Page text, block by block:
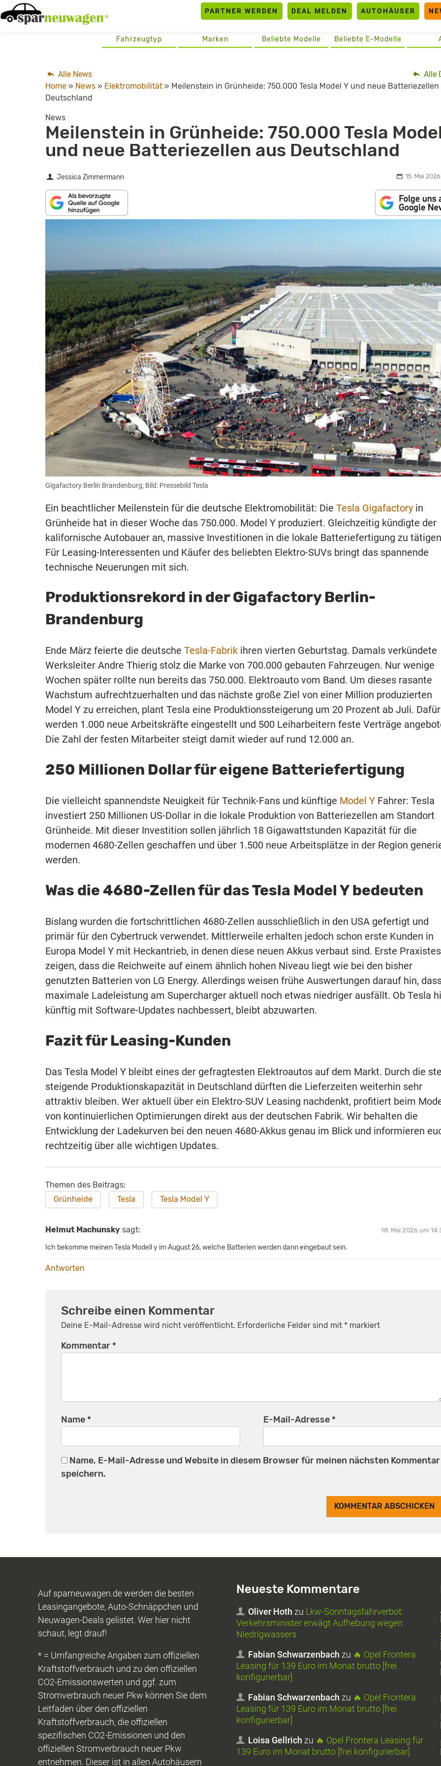
Skip
to
PARTNER WERDEN DEAL MELDEN AUTOHÄUSER
Beliebte E-Modelle
Beliebte Modelle
Marken
Fahrzeugtyp
Alle
Alle News
Home » News » Elektromobilität » Meilenstein in Grünheide: 750.000 Tesla Model Y und neue Batteriezellen
Deutschland
News
Meilenstein in Grünheide: 750.000 Tesla
und neue Batteriezellen aus Deutschland
Jessica Zimmermann 15. Mai
Gigafactory Berlin Brandenburg; Bild: Pressebild Tesla
Ein beachtlicher Meilenstein für die deutsche Elektromobilität: Die Tesla Gigafactory in
Grünheide hat in dieser Woche das 750.000. Model Y produziert. Gleichzeitig kündigte der
kalifornische Autobauer an, massive Investitionen in die lokale Batteriefertigung zu
Für Leasing-Interessenten und Käufer des beliebten Elektro-SUVs bringt das spannende
technische Neuerungen mit sich.
Produktionsrekord in der Gigafactory Berlin-
Brandenburg
Ende März feierte die deutsche Tesla-Fabrik ihren vierten Geburtstag. Damals verkündete
Werksleiter Andre Thierig stolz die Marke von 700.000 gebauten Fahrzeugen. Nur wenige
Wochen später rollte nun bereits das 750.000. Elektroauto vom Band. Um dieses rasante
Wachstum aufrechtzuerhalten und das nächste große Ziel von einer Million produzierten
Model Y zu erreichen, plant Tesla eine Produktionssteigerung um 20 Prozent ab Juli. Dafür
werden 1.000 neue Arbeitskräfte eingestellt und 500 Leiharbeitern feste Verträge
Die Zahl der festen Mitarbeiter steigt damit wieder auf rund 12.000 an.
250 Millionen Dollar für eigene Batteriefertigung
Die vielleicht spannendste Neuigkeit für Technik-Fans und künftige Model Y Fahrer: Tesla
investiert 250 Millionen US-Dollar in die lokale Produktion von Batteriezellen am Standort
Grünheide. Mit dieser Investition sollen jährlich 18 Gigawattstunden Kapazität für die
modernen 4680-Zellen geschaffen und über 1.500 neue Arbeitsplätze in der Region
werden.
Was die 4680-Zellen für das Tesla Model Y bedeuten
Bislang wurden die fortschrittlichen 4680-Zellen ausschließlich in den USA gefertigt und
primär für den Cybertruck verwendet. Mittlerweile erhalten jedoch schon erste Kunden in
Europa Model Y mit Heckantrieb, in denen diese neuen Akkus verbaut sind. Erste
zeigen, dass die Reichweite auf einem ähnlich hohen Niveau liegt wie bei den bisher
genutzten Batterien von LG Energy. Allerdings weisen frühe Auswertungen darauf hin,
maximale Ladeleistung am Supercharger aktuell noch etwas niedriger ausfällt. Ob Tesla
künftig mit Software-Updates nachbessert, bleibt abzuwarten.
Fazit für Leasing-Kunden
Das Tesla Model Y bleibt eines der gefragtesten Elektroautos auf dem Markt. Durch die
steigende Produktionskapazität in Deutschland dürften die Lieferzeiten weiterhin sehr
attraktiv bleiben. Wer aktuell über ein Elektro-SUV Leasing nachdenkt, profitiert beim
von kontinuierlichen Optimierungen direkt aus der deutschen Fabrik. Wir behalten die
Entwicklung der Ladekurven bei den neuen 4680-Akkus genau im Blick und informieren
rechtzeitig über alle wichtigen Updates.
Themen des Beitrags:
Grünheide
Tesla Tesla Model Y
Helmut Machunsky sagt: 18. Mai 2026 um
Ich bekomme meinen Tesla Modell y im August 26, welche Batterien werden dann eingebaut sein.
Antworten
Schreibe einen Kommentar
Deine E-Mail-Adresse wird nicht veröffentlicht. Erforderliche Felder sind mit * markiert
Kommentar *
Name * E-Mail-Adresse *
Name, E-Mail-Adresse und Website in diesem Browser für meinen nächsten Kommentar
speichern.
Auf sparneuwagen.de werden die besten
Leasingangebote, Auto-Schnäppchen und
Neuwagen-Deals gelistet. Wer hier nicht
schaut, legt drauf!
* = Umfangreiche Angaben zum offiziellen
Kraftstoffverbrauch und zu den offiziellen
CO2-Emissionswerten und ggf. zum
Stromverbrauch neuer Pkw können Sie dem
Leitfaden über den offiziellen
Kraftstoffverbrauch, die offiziellen
spezifischen CO2-Emissionen und den
offiziellen Stromverbrauch neuer Pkw
entnehmen. Dieser ist in allen Autohäusern
Neueste Kommentare
Oliver Hoth zu Lkw-Sonntagsfahrverbot:
Verkehrsminister erwägt Aufhebung wegen
Niedrigwassers
Fabian Schwarzenbach zu 🔥 Opel Frontera
Leasing für 139 Euro im Monat brutto [frei
konfigurierbar]
Fabian Schwarzenbach zu 🔥 Opel Frontera
Leasing für 139 Euro im Monat brutto [frei
konfigurierbar]
Loisa Gellrich zu 🔥 Opel Frontera Leasing für
139 Euro im Monat brutto [frei konfigurierbar]